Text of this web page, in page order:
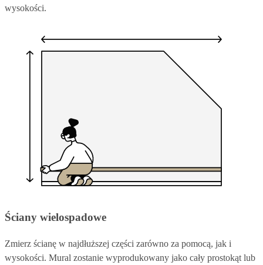
wysokości.
Ściany wielospadowe
Zmierz ścianę w najdłuższej części zarówno za pomocą, jak i
wysokości. Mural zostanie wyprodukowany jako cały prostokąt lub